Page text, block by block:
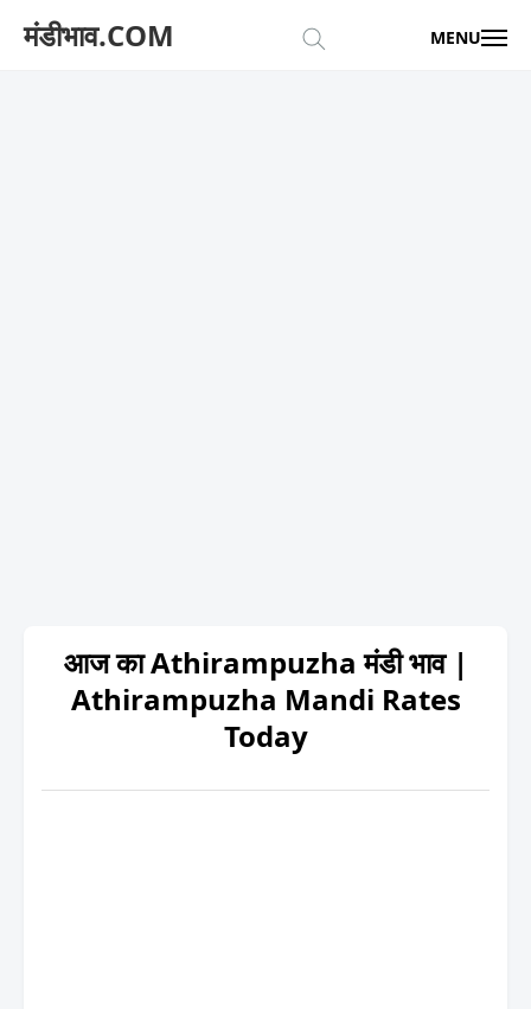
मंडीभाव.COM MENU
आज का Athirampuzha मंडी भाव |
Athirampuzha Mandi Rates
Today